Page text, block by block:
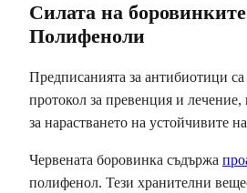
Силата на
Полифеноли
Предписанията за антибиотици
протокол за превенция и лечение,
за нарастването на устойчивите
Червената боровинка съдържа
полифенол. Тези хранителни